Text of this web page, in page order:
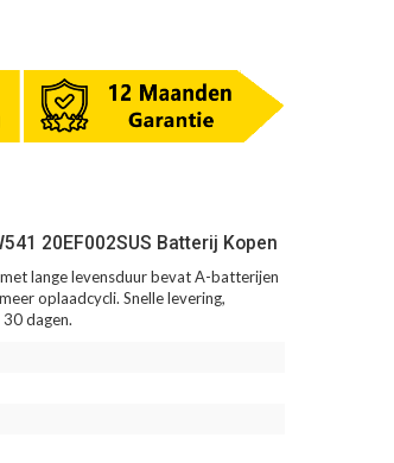
20EF002SUS Batterij Kopen
lange levensduur bevat A-batterijen
oplaadcycli. Snelle levering,
dagen.